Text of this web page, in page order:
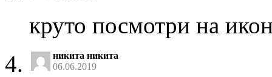
круто посмотри на
никита никита
06.06.2019